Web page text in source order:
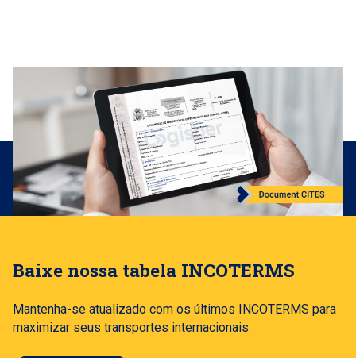
Baixe nossa tabela INCOTERMS
Mantenha-se atualizado com os últimos INCOTERMS para
maximizar seus transportes internacionais